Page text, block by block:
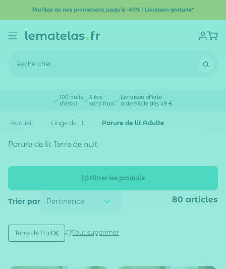
Profitez de nos promotions jusqu'à -40% ! Livraison gratuite*
100 nuits
d'essai
3 fois
sans frais
Livraison offerte
à domicile dès 49 €
Accueil Linge de lit Parure de lit Adulte
Parure de lit Terre de nuit
Filtrer les produits
Trier par 80 articles
Active filtering(1)
Marque
Terre de Nuit Tout supprimer